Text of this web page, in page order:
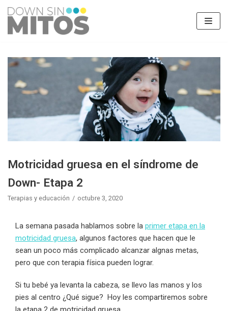
Saltar
al
contenido
Motricidad gruesa en el síndrome de
Down- Etapa 2
Terapias y educación octubre 3, 2020
La semana pasada hablamos sobre la primer etapa en la
motricidad gruesa, algunos factores que hacen que le
sean un poco más complicado alcanzar algnas metas,
pero que con terapia física pueden lograr.
Si tu bebé ya levanta la cabeza, se llevo las manos y los
pies al centro ¿Qué sigue? Hoy les compartiremos sobre